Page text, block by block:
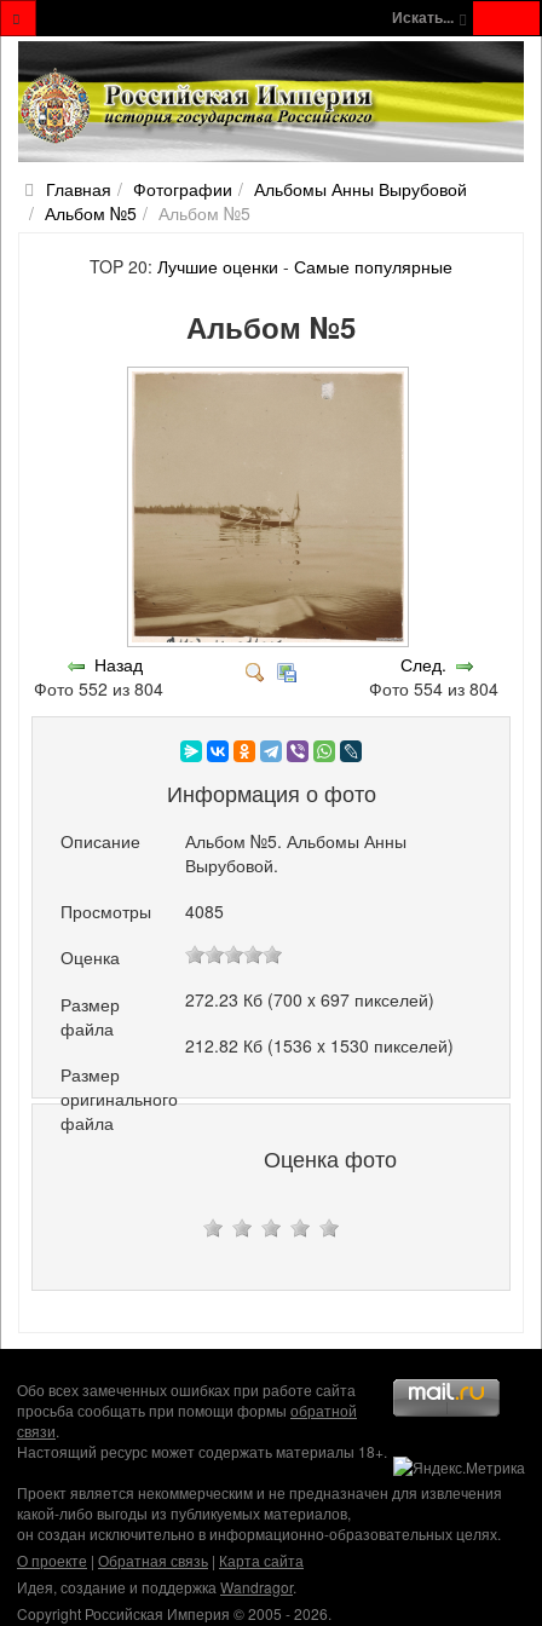
Искать...
Главная Фотографии
Альбомы Анны Вырубовой
Альбом №5
Альбом №5
TOP 20: Лучшие оценки - Самые популярные
Альбом №5
Назад
Фото 552 из 804
След.
Фото 554 из 804
Информация о фото
Описание
Альбом №5. Альбомы Анны
Вырубовой.
Просмотры
4085
Оценка
Размер
файла
272.23 Кб (700 x 697 пикселей)
Размер
оригинального
файла
212.82 Кб (1536 x 1530 пикселей)
Оценка фото
Обо всех замеченных ошибках при работе сайта
просьба сообщать при помощи формы обратной
связи.
Настоящий ресурс может содержать материалы 18+.
Проект является некоммерческим и не предназначен для извлечения
какой-либо выгоды из публикуемых материалов,
он создан исключительно в информационно-образовательных целях.
О проекте | Обратная связь | Карта сайта
Идея, создание и поддержка Wandragor.
Copyright Российская Империя © 2005 - 2026.